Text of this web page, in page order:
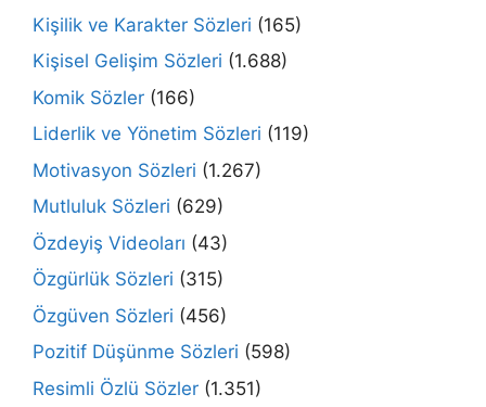
Kişilik ve Karakter Sözleri (165)
Kişisel Gelişim Sözleri (1.688)
Komik Sözler (166)
Liderlik ve Yönetim Sözleri (119)
Motivasyon Sözleri (1.267)
Mutluluk Sözleri (629)
Özdeyiş Videoları (43)
Özgürlük Sözleri (315)
Özgüven Sözleri (456)
Pozitif Düşünme Sözleri (598)
Resimli Özlü Sözler (1.351)